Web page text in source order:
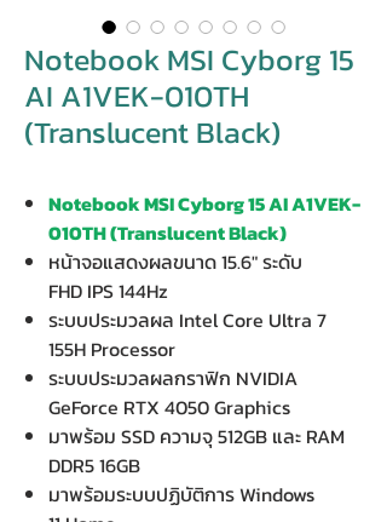
Notebook MSI Cyborg 15
AI A1VEK-010TH
(Translucent Black)
Notebook MSI Cyborg 15 AI A1VEK-
010TH (Translucent Black)
หน้าจอแสดงผลขนาด 15.6" ระดับ
FHD IPS 144Hz
ระบบประมวลผล Intel Core Ultra 7
155H Processor
ระบบประมวลผลกราฟิก NVIDIA
GeForce RTX 4050 Graphics
มาพร้อม SSD ความจุ 512GB และ RAM
DDR5 16GB
มาพร้อมระบบปฏิบัติการ Windows